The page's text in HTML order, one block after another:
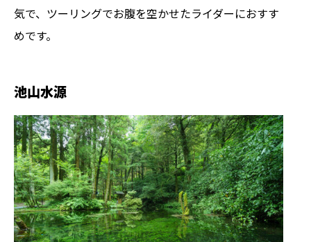
気で、ツーリングでお腹を空かせたライダーにおすす
めです。
池山水源